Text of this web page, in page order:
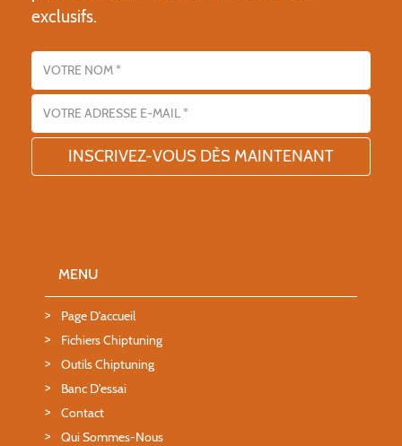
exclusifs.
Nom
Adresse email
MENU
Page D'accueil
Fichiers Chiptuning
Outils Chiptuning
Banc D'essai
Contact
Qui Sommes-Nous